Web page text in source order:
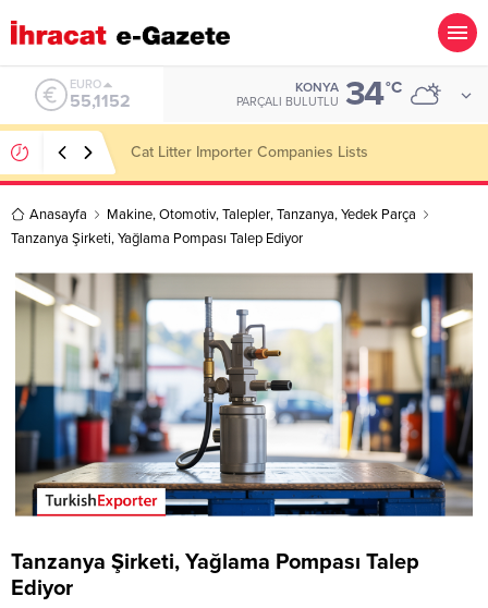
ALTIN
6.529,72
KONYA
PARÇALI BULUTLU 34°C
Dining Room Furniture Importer Companies Lists
Anasayfa Makine,Otomotiv,Talepler,Tanzanya,Yedek Parça
Tanzanya Şirketi, Yağlama Pompası Talep Ediyor
Tanzanya Şirketi, Yağlama Pompası Talep
Ediyor